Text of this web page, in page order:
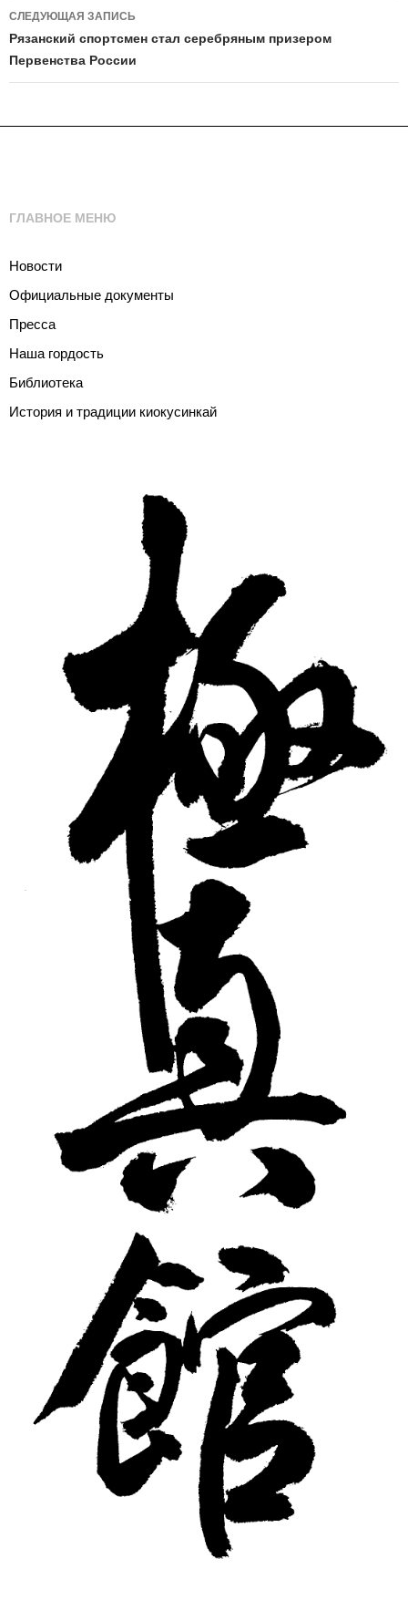
СЛЕДУЮЩАЯ ЗАПИСЬ
Рязанский спортсмен стал серебряным призером
Первенства России
ГЛАВНОЕ МЕНЮ
Новости
Официальные документы
Пресса
Наша гордость
Библиотека
История и традиции киокусинкай